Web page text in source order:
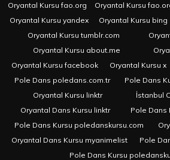
Oryantal Kursu fao.org
Oryantal Kursu
Oryantal Kursu yandex
Oryantal Kursu bing
Oryantal Kursu tumblr.com
Oryantal Kursu about.me
Oryantal Kursu facebook
Oryantal Kursu x
Pole Dans poledans.com.tr
Pole Dans
Oryantal Kursu linktr
İstanbul
Oryantal Dans Kursu linktr
Pole Dans
Pole Dans Kursu poledanskursu.com
Oryantal Dans Kursu myanimelist
Pole
Pole Dans Kursu